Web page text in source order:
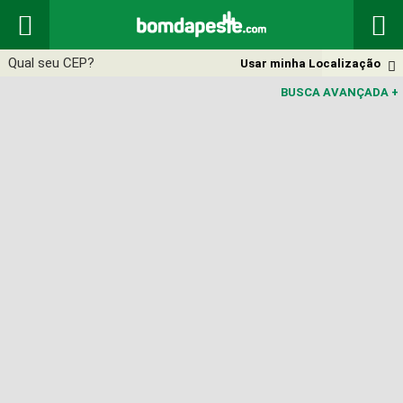
 

Usar minha Localização
BUSCA AVANÇADA +